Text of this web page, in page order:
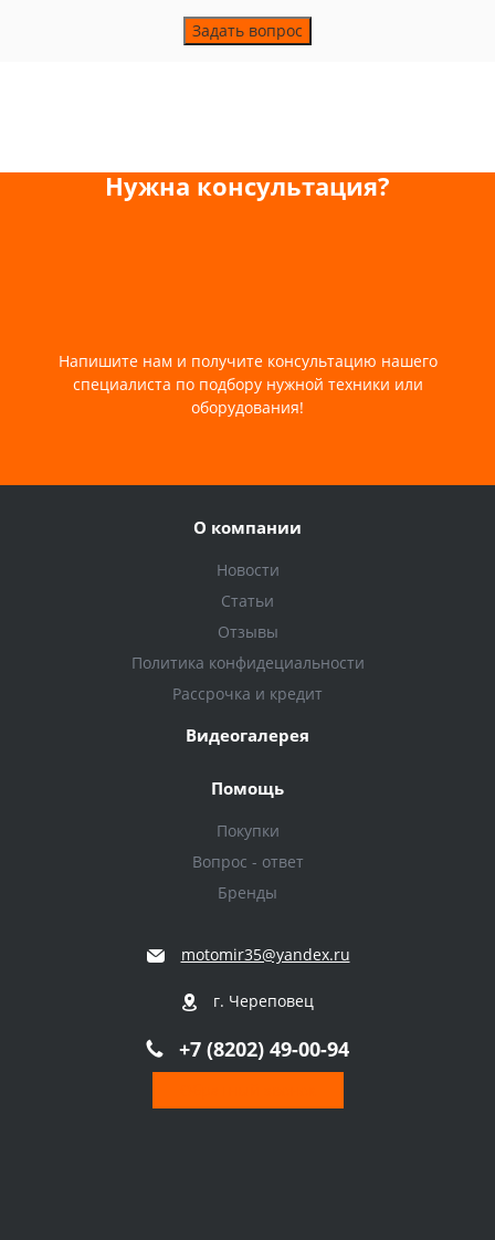
Задать вопрос
Нужна консультация?
Напишите нам и получите консультацию нашего
специалиста по подбору нужной техники или
оборудования!
О компании
Новости
Статьи
Отзывы
Политика конфидециальности
Рассрочка и кредит
Видеогалерея
Помощь
Покупки
Вопрос - ответ
Бренды
motomir35@yandex.ru
г. Череповец
+7 (8202) 49-00-94